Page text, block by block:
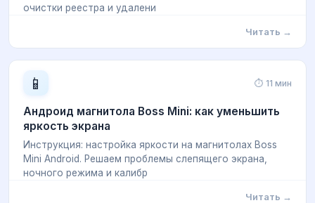
очистки реестра и удалени
Читать →
📱 ⏱ 11 мин
Андроид магнитола Boss Mini: как уменьшить
яркость экрана
Инструкция: настройка яркости на магнитолах Boss
Mini Android. Решаем проблемы слепящего экрана,
ночного режима и калибр
Читать →